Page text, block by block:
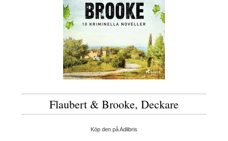
Flaubert & Brooke, Deckare
Köp den på Adlibris